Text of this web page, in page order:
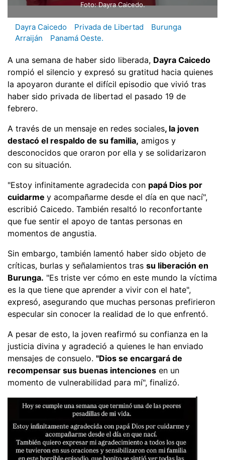
Foto: Dayra Caicedo.
Dayra Caicedo Privada de Libertad
Burunga
Arraiján
Panamá Oeste.
A una semana de haber sido liberada, Dayra Caicedo
rompió el silencio y expresó su gratitud hacia quienes
la apoyaron durante el difícil episodio que vivió tras
haber sido privada de libertad el pasado 19 de
febrero.
A través de un mensaje en redes sociales, la joven
destacó el respaldo de su familia, amigos y
desconocidos que oraron por ella y se solidarizaron
con su situación.
"Estoy infinitamente agradecida con papá Dios por
cuidarme y acompañarme desde el día en que nací",
escribió Caicedo. También resaltó lo reconfortante
que fue sentir el apoyo de tantas personas en
momentos de angustia.
Sin embargo, también lamentó haber sido objeto de
críticas, burlas y señalamientos tras su liberación en
Burunga. "Es triste ver cómo en este mundo la víctima
es la que tiene que aprender a vivir con el hate",
expresó, asegurando que muchas personas prefirieron
especular sin conocer la realidad de lo que enfrentó.
A pesar de esto, la joven reafirmó su confianza en la
justicia divina y agradeció a quienes le han enviado
mensajes de consuelo. "Dios se encargará de
recompensar sus buenas intenciones en un
momento de vulnerabilidad para mí", finalizó.